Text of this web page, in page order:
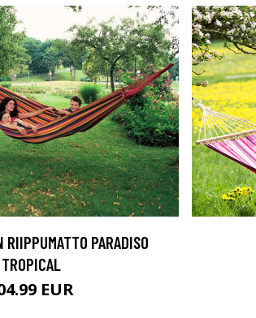
RIIPPUMATTO PARADISO
TROPICAL
EUR